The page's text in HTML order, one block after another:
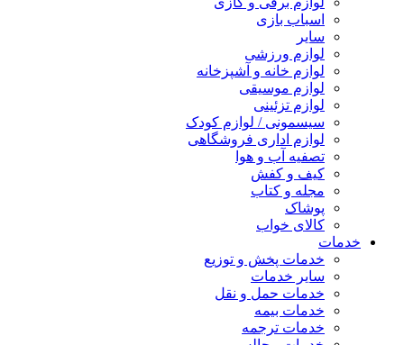
اسباب بازی
سایر
لوازم ورزشی
لوازم خانه و آشپزخانه
لوازم موسیقی
لوازم تزئینی
سیسمونی / لوازم کودک
لوازم اداری فروشگاهی
تصفیه آب و هوا
کیف و کفش
مجله و کتاب
پوشاک
کالای خواب
خدمات
خدمات پخش و توزیع
سایر خدمات
خدمات حمل و نقل
خدمات بیمه
خدمات ترجمه